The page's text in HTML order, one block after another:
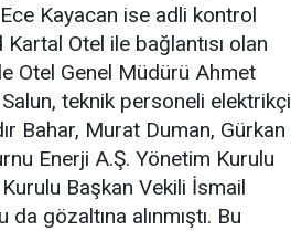
Kayacan ise adli kontrol
Kartal Otel ile bağlantısı olan
Otel Genel Müdürü Ahmet
teknik personeli elektrikçi
Bahar, Murat Duman, Gürkan
Enerji A.Ş. Yönetim Kurulu
Başkan Vekili İsmail
gözaltına alınmıştı. Bu